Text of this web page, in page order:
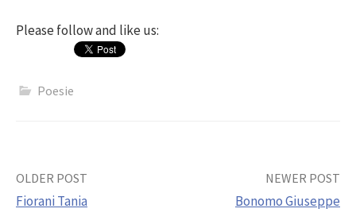
Please follow and like us:
Poesie
Post
OLDER POST
Fiorani Tania
NEWER POST
Bonomo Giuseppe